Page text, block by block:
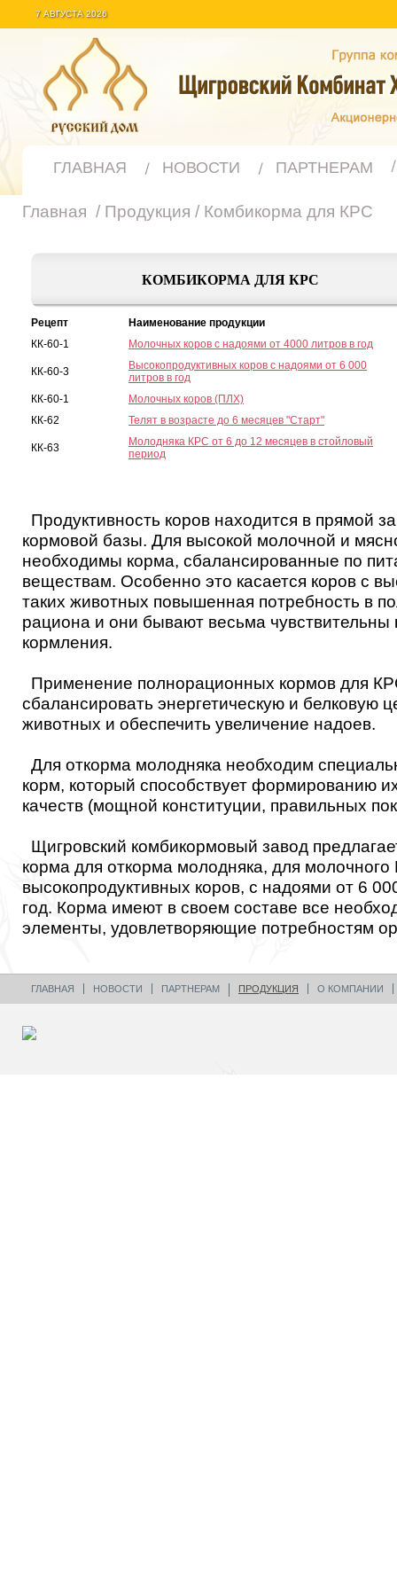
7 АВГУСТА 2026
ГЛАВНАЯ НОВОСТИ ПАРТНЕРАМ
Главная / Продукция / Комбикорма для КРС
КОМБИКОРМА ДЛЯ КРС
Рецепт
Наименование продукции
КК-60-1
Молочных коров с надоями от 4000 литров в год
КК-60-3
Высокопродуктивных коров с надоями от 6 000
литров в год
КК-60-1
Молочных коров (ПЛХ)
КК-62
Телят в возрасте до 6 месяцев "Старт"
КК-63
Молодняка КРС от 6 до 12 месяцев в стойловый
период
Продуктивность коров находится в прямой
кормовой базы. Для высокой молочной и
необходимы корма, сбалансированные по
веществам. Особенно это касается коров с
таких животных повышенная потребность в
рациона и они бывают весьма чувствительны
кормления.
Применение полнорационных кормов для
сбалансировать энергетическую и белковую
животных и обеспечить увеличение надоев.
Для откорма молодняка необходим
корм, который способствует формированию
качеств (мощной конституции, правильных
Щигровский комбикормовый завод
корма для откорма молодняка, для
высокопродуктивных коров, с надоями от 6
год. Корма имеют в своем составе все
элементы, удовлетворяющие потребностям
ГЛАВНАЯ НОВОСТИ ПАРТНЕРАМ ПРОДУКЦИЯ О КОМПАНИИ